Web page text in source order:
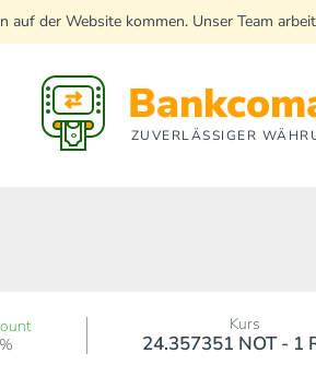
der Website kommen. Unser Team
ZUVERLÄSSIGER
Kurs
24.357351 NOT - 1